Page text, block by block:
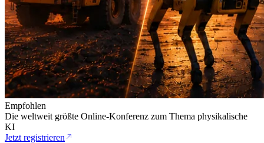
Empfohlen
Die weltweit größte Online-Konferenz zum Thema physikalische
KI
Jetzt registrieren